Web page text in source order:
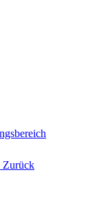
Zurück